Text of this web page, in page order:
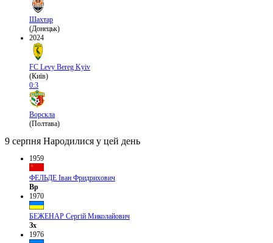
Шахтар
(Донецьк)
2024
FC Levy Bereg Kyiv
(Київ)
0:3
Ворскла
(Полтава)
9 серпня Народилися у цей день
1959
ФЕЛЬДЕ Іван Фридрихович
Вр
1970
БЕЖЕНАР Сергій Миколайович
Зх
1976